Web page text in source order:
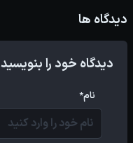
دیدگاه ها
دیدگاه خود را بنویسید
نام*